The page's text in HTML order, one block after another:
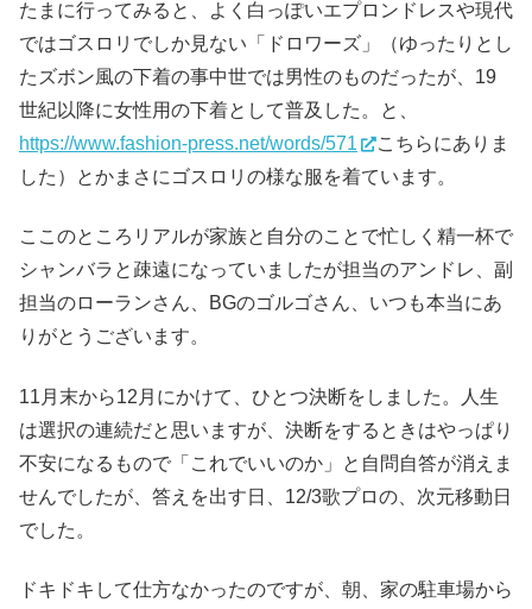
たまに行ってみると、よく白っぽいエプロンドレスや現代
ではゴスロリでしか見ない「ドロワーズ」（ゆったりとし
たズボン風の下着の事中世では男性のものだったが、19
世紀以降に女性用の下着として普及した。と、
https://www.fashion-press.net/words/571
こちらにありま
した）とかまさにゴスロリの様な服を着ています。
ここのところリアルが家族と自分のことで忙しく精一杯で
シャンバラと疎遠になっていましたが担当のアンドレ、副
担当のローランさん、BGのゴルゴさん、いつも本当にあ
りがとうございます。
11月末から12月にかけて、ひとつ決断をしました。人生
は選択の連続だと思いますが、決断をするときはやっぱり
不安になるもので「これでいいのか」と自問自答が消えま
せんでしたが、答えを出す日、12/3歌プロの、次元移動日
でした。
ドキドキして仕方なかったのですが、朝、家の駐車場から